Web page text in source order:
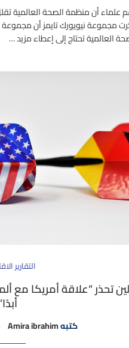
علماء أن منظمة الصحة العالمية
مجموعة نيويورك تايمز أن
العالمية تحتاج إلى إعطاء مزيد …
التقارير
تحذر “علاقة أمريكا مع
كتبهAmira ibrahim